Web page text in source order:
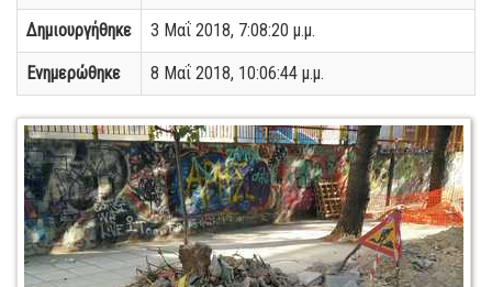
Δημιουργήθηκε 3 Μαΐ 2018, 7:08:20 μ.μ.
Ενημερώθηκε 8 Μαΐ 2018, 10:06:44 μ.μ.